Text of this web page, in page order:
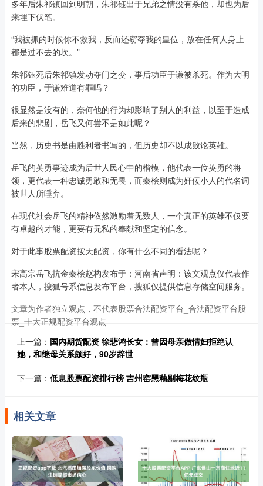
多年后朱祁镇回到明朝，朱祁钰出于兄弟之情没有杀他，却也为后
来埋下伏笔。
“我被抓的时候你不救我，反而还窃夺我的皇位，放在任何人身上
都是过不去的坎。”
朱祁钰死后朱祁镇发动夺门之变，事后功臣于谦被杀死。作为大明
的功臣，于谦难道有罪吗？
很显然是没有的，奈何他的行为却影响了别人的利益，以至于造成
后来的悲剧，岳飞又何尝不是如此呢？
当然，历史书是由胜利者书写的，但历史却不以成败论英雄。
岳飞的英勇事迹成为后世人民心中的楷模，他代表一位英勇的将
领，更代表一种忠诚勇敢和无畏，而秦桧则成为奸佞小人的代名词
被世人所唾弃。
在现代社会岳飞的精神依然激励着无数人，一个真正的英雄不仅要
有卓越的才能，更要有无私的奉献和坚定的信念。
对于此事股票配资按天配资，你有什么不同的看法呢？
宋高宗岳飞抗金秦桧赵构发布于：河南省声明：该文观点仅代表作
者本人，搜狐号系信息发布平台，搜狐仅提供信息存储空间服务。
文章为作者独立观点，不代表股票合法配资平台_合法配资平台股
票_十大正规配资平台观点
上一篇： 国内期货配资 徐悲鸿长女：曾因母亲做情妇拒绝认
她，和继母关系颇好，90岁辞世
下一篇： 低息股票配资排行榜 吉州窑黑釉剔梅花纹瓶
相关文章